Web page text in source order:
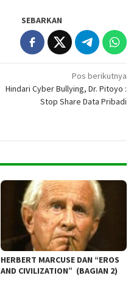
SEBARKAN
Pos berikutnya
Hindari Cyber Bullying, Dr. Pitoyo :
Stop Share Data Pribadi
HERBERT MARCUSE DAN “EROS
AND CIVILIZATION” (BAGIAN 2)